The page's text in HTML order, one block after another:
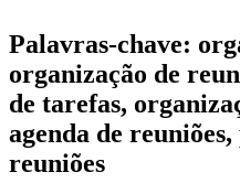
Palavras-chave:
organização de
de tarefas,
agenda de
reuniões